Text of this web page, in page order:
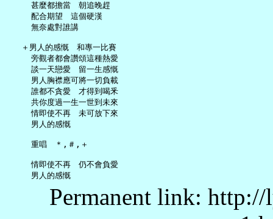
     甚麼都擔當　朝追晚趕
     配合期望　這個硬漢
     無奈處對誰講
   ＋男人的感慨　和專一比賽
     旁觀者都會讚頌這種熱愛
     談一天戀愛　留一生感慨
     男人胸襟應可將一切負載
     誰都不貪愛　才得到喝釆
     共你度過一生一世到未來
     情即使不再　未可放下來
     男人的感慨
     重唱　＊,＃,＋
     情即使不再　仍不會負愛
Permanent link: